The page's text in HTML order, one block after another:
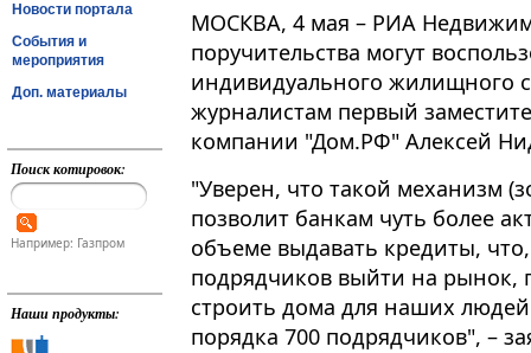
Новости портала
События и
мероприятия
Доп. материалы
Поиск котировок:
Например: Газпром
Наши продукты:
МОСКВА, 4 мая – РИА
поручительства могут
индивидуального жилищного
журналистам первый
компании "Дом.РФ" Алексей
"Уверен, что такой механизм
позволит банкам чуть более
объеме выдавать кредиты,
подрядчиков выйти на рынок,
строить дома для наших
порядка 700 подрядчиков", –